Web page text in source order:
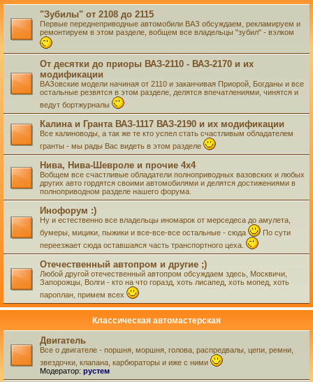
"Зубилы" от 2108 до 2115
Первые переднеприводные автомобили ВАЗ обсуждаем, рекламируем и
ремонтируем в этом разделе, вобщем все владельцы "зубил" - вэлком
От десятки до приоры ВАЗ-2110 - ВАЗ-2170 и их
модификации
ВАЗовские модели начиная от 2110 и заканчивая Приорой, Богданы и все
остальные резвятся в этом разделе, делятся впечатлениями, чинятся и
ведут бортжурналы
Калина и Гранта ВАЗ-1117 ВАЗ-2190 и их модификации
Все калиноводы, а так же те кто успел стать счастливым обладателем
гранты - мы рады Вас видеть в этом разделе
Нива, Нива-Шевроле и прочие 4х4
Вобщем все счастливые обладатели полноприводных вазовских и любых
других авто гордятся своими автомобилями и делятся достижениями в
полноприводном разделе нашего форума.
Инофорум :)
Ну и естественно все владельцы иномарок от мерседеса до амулета,
бумеры, мицики, пыжики и все-все-все остальные - сюда
По сути
переезжает сюда оставшаяся часть транспортного цеха.
Отечественный автопром и другие ;)
Любой другой отечественный автопром обсуждаем здесь, Москвичи,
Запорожцы, Волги - кто на что горазд, хоть лисапед, хоть мопед, хоть
пароплан, примем всех
Классическая автомастерская
Двигатель
Все о двигателе - поршня, моршня, голова, распредвалы, цепи, ремни,
звездочки, клапана, карбюраторы и иже с ними
Модератор: рустем